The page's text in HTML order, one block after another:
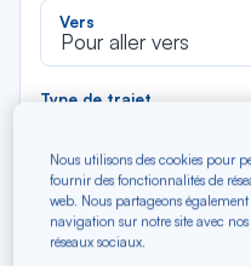
Vers
Pour aller vers
Type de trajet
Nous utilisons des cookies pour
fournir des fonctionnalités de
web. Nous partageons
navigation sur notre site avec
réseaux sociaux.